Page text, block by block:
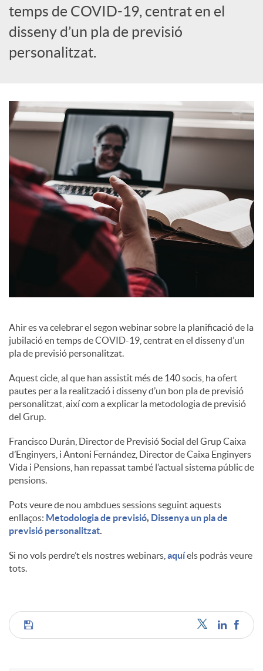
d
o
r
d
e
c
o
t
i
n
g
u
t
s
temps de COVID-19, centrat en el
disseny d’un pla de previsió
personalitzat.
Ahir es va celebrar el segon webinar sobre la planificació de la
jubilació en temps de COVID-19, centrat en el disseny d’un
pla de previsió personalitzat.
Aquest cicle, al que han assistit més de 140 socis, ha ofert
pautes per a la realització i disseny d’un bon pla de previsió
personalitzat, així com a explicar la metodologia de previsió
del Grup.
Francisco Durán, Director de Previsió Social del Grup Caixa
d’Enginyers, i Antoni Fernández, Director de Caixa Enginyers
Vida i Pensions, han repassat també l’actual sistema públic de
pensions.
Pots veure de nou ambdues sessions seguint aquests
enllaços: Metodologia de previsió, Dissenya un pla de
previsió personalitzat.
Si no vols perdre’t els nostres webinars, aquíels podràs veure
tots.
C